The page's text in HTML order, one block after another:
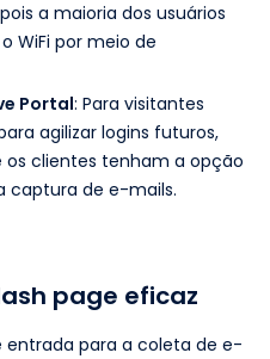
a maioria dos usuários
WiFi por meio de
Portal: Para visitantes
agilizar logins futuros,
clientes tenham a opção
captura de e-mails.
page eficaz
entrada para a coleta de e-